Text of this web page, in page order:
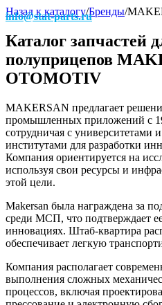
info@stat-parts.ru
Назад к каталогу/Бренды/
Каталог запчастей
полуприцепов
OTOMOTIV
MAKERSAN предлагает
промышленных приложений с
сотрудничая с университетами
институтами для разработки
Компания ориентируется на
используя свои ресурсы и
этой цели.
Makersan была награждена за
среди МСП, что подтверждает
инновациях. Штаб-квартира
обеспечивает легкую
Компания располагает
выполнения сложных
процессов, включая